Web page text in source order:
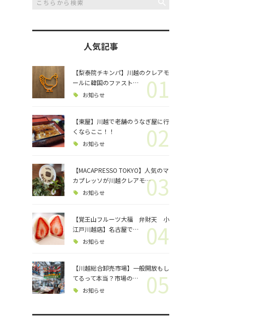
チュンダの餃子 復活プ
ロジェクト
人気記事
【梨泰院チキンパ】川越のクレアモ
ールに韓国のファスト…
お知らせ 01
【東屋】川越で老舗のうなぎ屋に行
くならここ！！
お知らせ 02
【MACAPRESSO TOKYO】人気のマ
カプレッソが川越クレアモ…
お知らせ 03
【覚王山フルーツ大福 弁財天 小
江戸川越店】名古屋で…
お知らせ 04
【川越総合卸売市場】一般開放もし
てるって本当？市場の…
お知らせ 05